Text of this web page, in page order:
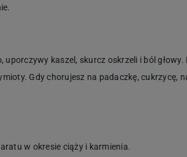
uporczywy kaszel, skurcz oskrzeli i ból
Gdy chorujesz na padaczkę, cukrzycę,
w okresie ciąży i karmienia.